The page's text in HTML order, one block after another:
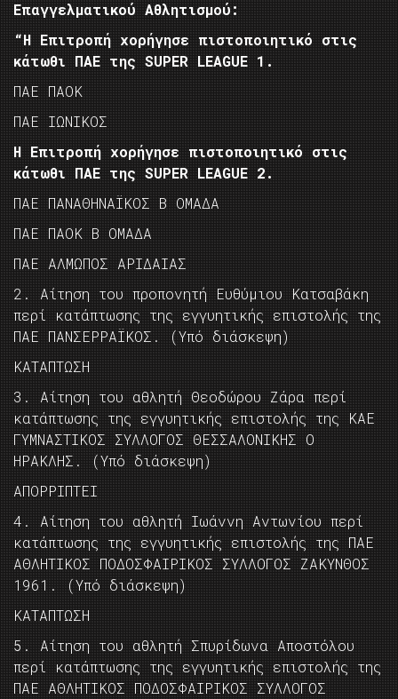
Επαγγελματικού Αθλητισμού:
“Η Επιτροπή χορήγησε πιστοποιητικό στις
κάτωθι ΠΑΕ της SUPER LEAGUE 1.
ΠΑΕ ΠΑΟΚ
ΠΑΕ ΙΩΝΙΚΟΣ
Η Επιτροπή χορήγησε πιστοποιητικό στις
κάτωθι ΠΑΕ της SUPER LEAGUE 2.
ΠΑΕ ΠΑΝΑΘΗΝΑΪΚΟΣ Β ΟΜΑΔΑ
ΠΑΕ ΠΑΟΚ Β ΟΜΑΔΑ
ΠΑΕ ΑΛΜΩΠΟΣ ΑΡΙΔΑΙΑΣ
2. Αίτηση του προπονητή Ευθύμιου Κατσαβάκη
περί κατάπτωσης της εγγυητικής επιστολής της
ΠΑΕ ΠΑΝΣΕΡΡΑΪΚΟΣ. (Υπό διάσκεψη)
KAΤΑΠΤΩΣΗ
3. Αίτηση του αθλητή Θεοδώρου Ζάρα περί
κατάπτωσης της εγγυητικής επιστολής της ΚΑΕ
ΓΥΜΝΑΣΤΙΚΟΣ ΣΥΛΛΟΓΟΣ ΘΕΣΣΑΛΟΝΙΚΗΣ Ο
ΗΡΑΚΛΗΣ. (Υπό διάσκεψη)
ΑΠΟΡΡΙΠΤΕΙ
4. Αίτηση του αθλητή Ιωάννη Αντωνίου περί
κατάπτωσης της εγγυητικής επιστολής της ΠΑΕ
ΑΘΛΗΤΙΚΟΣ ΠΟΔΟΣΦΑΙΡΙΚΟΣ ΣΥΛΛΟΓΟΣ ΖΑΚΥΝΘΟΣ
1961. (Υπό διάσκεψη)
KAΤΑΠΤΩΣΗ
5. Αίτηση του αθλητή Σπυρίδωνα Αποστόλου
περί κατάπτωσης της εγγυητικής επιστολής της
ΠΑΕ ΑΘΛΗΤΙΚΟΣ ΠΟΔΟΣΦΑΙΡΙΚΟΣ ΣΥΛΛΟΓΟΣ